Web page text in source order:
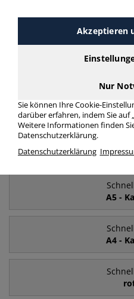
A4
A5 -
A4 -
Akzeptieren
Nur
Sie können Ihre Cookie-
darüber erfahren, indem Sie auf
Weitere Informationen finden
Datenschutzerklärung.
Datenschutzerklärung